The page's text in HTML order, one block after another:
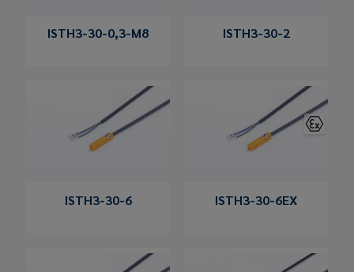
ISTH3-30-0,3-M8 ISTH3-30-2
ISTH3-30-6 ISTH3-30-6EX